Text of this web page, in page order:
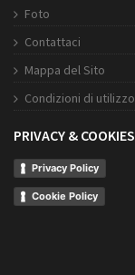
Foto
Contattaci
Mappa del Sito
Condizioni di utilizzo
PRIVACY & COOKIES
Privacy Policy
Cookie Policy